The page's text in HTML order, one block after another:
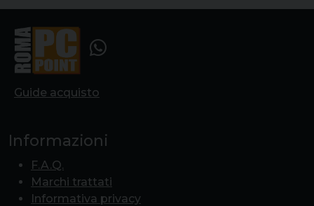
Guide acquisto
Informazioni
F.A.Q.
Marchi trattati
Informativa privacy